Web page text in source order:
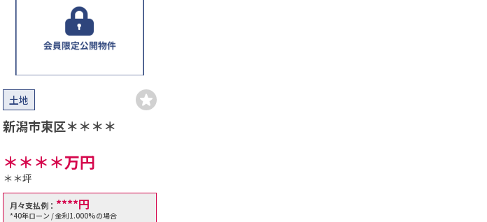
土地
新潟市東区＊＊＊＊
＊＊＊＊万円
＊＊坪
月々支払例： ****円
*40年ローン / 金利1.000%の場合